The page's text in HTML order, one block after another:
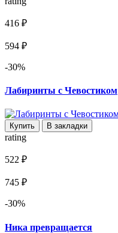
416 ₽
594 ₽
-30%
Лабиринты с Чевостиком
Купить В закладки
rating
522 ₽
745 ₽
-30%
Ника превращается